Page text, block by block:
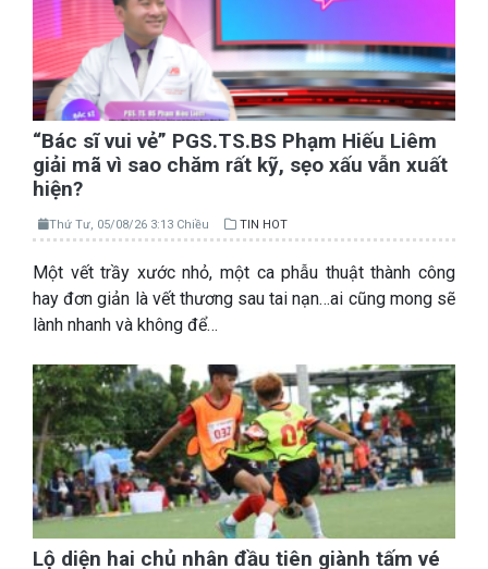
“Bác sĩ vui vẻ” PGS.TS.BS Phạm Hiếu Liêm
giải mã vì sao chăm rất kỹ, sẹo xấu vẫn xuất
hiện?
Thứ Tư, 05/08/26 3:13 Chiều TIN HOT
Một vết trầy xước nhỏ, một ca phẫu thuật thành công
hay đơn giản là vết thương sau tai nạn…ai cũng mong sẽ
lành nhanh và không để…
Lộ diện hai chủ nhân đầu tiên giành tấm vé